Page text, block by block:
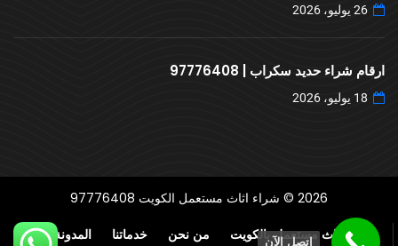
26 يوليو، 2026
ارقام شراء حديد سكراب | 97776408
18 يوليو، 2026
2026 © شراء اثاث مستعمل الكويت 97776408
شراء اثاث مستعمل بالكويت من نحن خدماتنا المدونة اتصل الآن